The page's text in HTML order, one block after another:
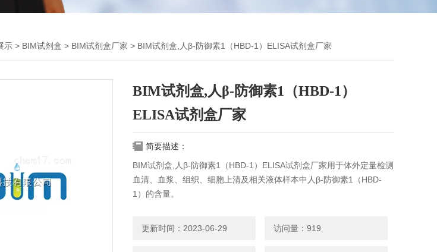
示 > BIM试剂盒 > BIM试剂盒厂家 > BIM试剂盒,人β-防御素1（HBD-1）ELISA试剂盒厂家
BIM试剂盒,人β-防御素1（HBD-1）
ELISA试剂盒厂家
简要描述：
BIM试剂盒,人β-防御素1（HBD-1）ELISA试剂盒厂家用于体外定量检测
血清、血浆、组织、细胞上清及相关液体样本中人β-防御素1（HBD-
1）的含量。
更新时间：2023-06-29 访问量：919